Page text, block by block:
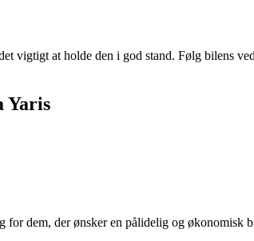
vigtigt at holde den i god stand. Følg bilens
Yaris
for dem, der ønsker en pålidelig og økonomisk